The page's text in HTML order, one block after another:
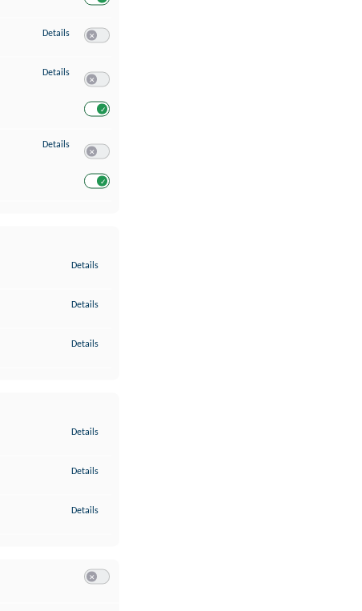
Details zu Messung der Performance von Inhalten
Details zu Analyse von Zielgruppen durch Statistiken oder Kombinationen von
Details zu Entwicklung und Verbesserung der Angebote
Details
Details
Details
Details
Details
Details